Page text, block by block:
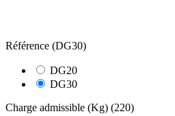
Référence (DG30)
DG20
DG30
Charge admissible (Kg) (220)